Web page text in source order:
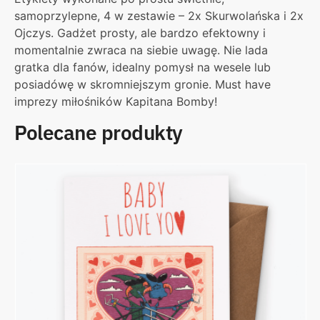
samoprzylepne, 4 w zestawie – 2x Skurwolańska i 2x
Ojczys. Gadżet prosty, ale bardzo efektowny i
momentalnie zwraca na siebie uwagę. Nie lada
gratka dla fanów, idealny pomysł na wesele lub
posiadówę w skromniejszym gronie. Must have
imprezy miłośników Kapitana Bomby!
Polecane produkty